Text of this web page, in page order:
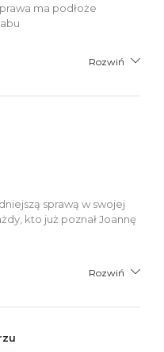
ma podłoże
Rozwiń
sprawą w swojej
kto już poznał Joannę
Rozwiń